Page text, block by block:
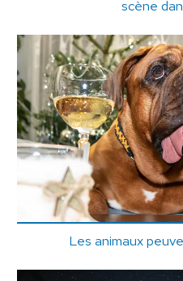
scène
Les animaux